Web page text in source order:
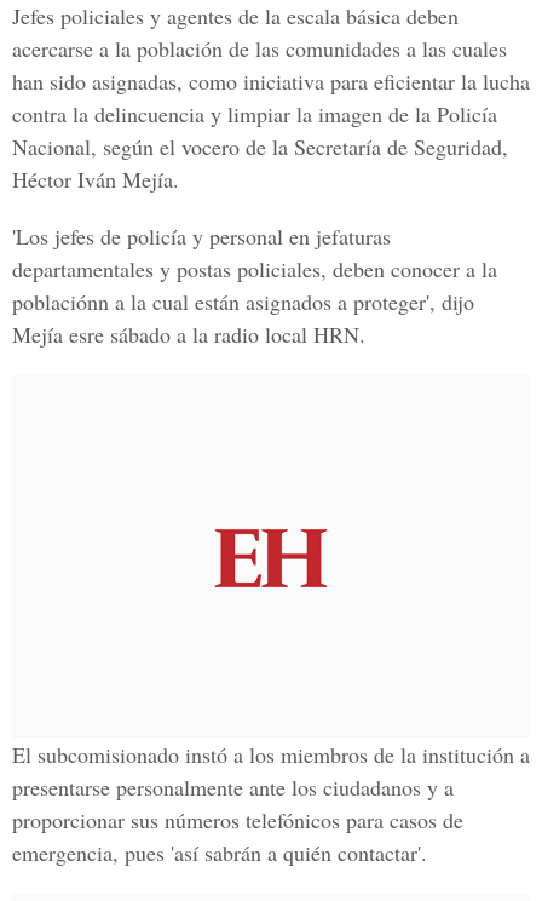
Jefes policiales y agentes de la escala básica deben
acercarse a la población de las comunidades a las cuales
han sido asignadas, como iniciativa para eficientar la lucha
contra la delincuencia y limpiar la imagen de la Policía
Nacional, según el vocero de la Secretaría de Seguridad,
Héctor Iván Mejía.
'Los jefes de policía y personal en jefaturas
departamentales y postas policiales, deben conocer a la
poblaciónn a la cual están asignados a proteger', dijo
Mejía esre sábado a la radio local HRN.
El subcomisionado instó a los miembros de la institución a
presentarse personalmente ante los ciudadanos y a
proporcionar sus números telefónicos para casos de
emergencia, pues 'así sabrán a quién contactar'.